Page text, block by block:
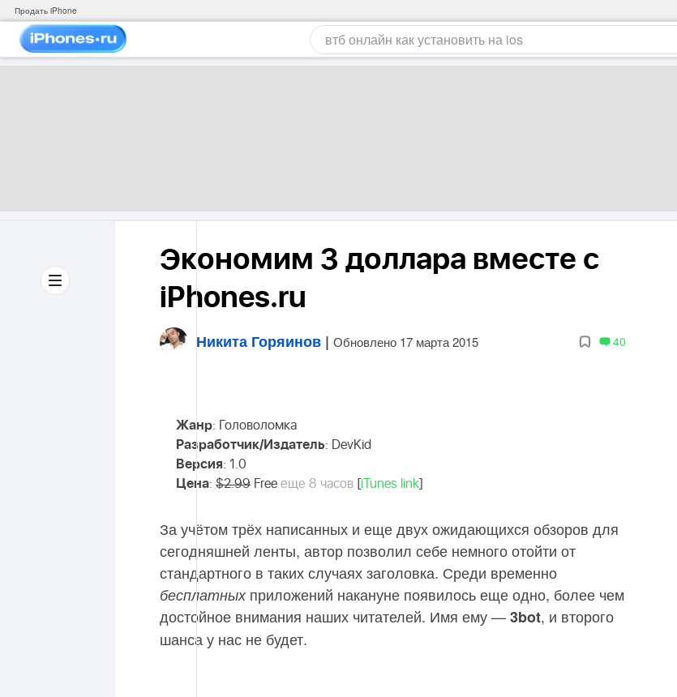
Продать iPhone
Экономим 3 доллара вместе с
iPhones.ru
Никита Горяинов | Обновлено 17 марта 2015 40
Жанр: Головоломка
Разработчик/Издатель: DevKid
Версия: 1.0
Цена: $2.99 Free еще 8 часов iTunes link
За учётом трёх написанных и еще двух ожидающихся обзоров для
сегодняшней ленты, автор позволил себе немного отойти от
стандартного в таких случаях заголовка. Среди временно
бесплатныхприложений накануне появилось еще одно, более чем
достойное внимания наших читателей. Имя ему —3bot, и второго
шанса у нас не будет.